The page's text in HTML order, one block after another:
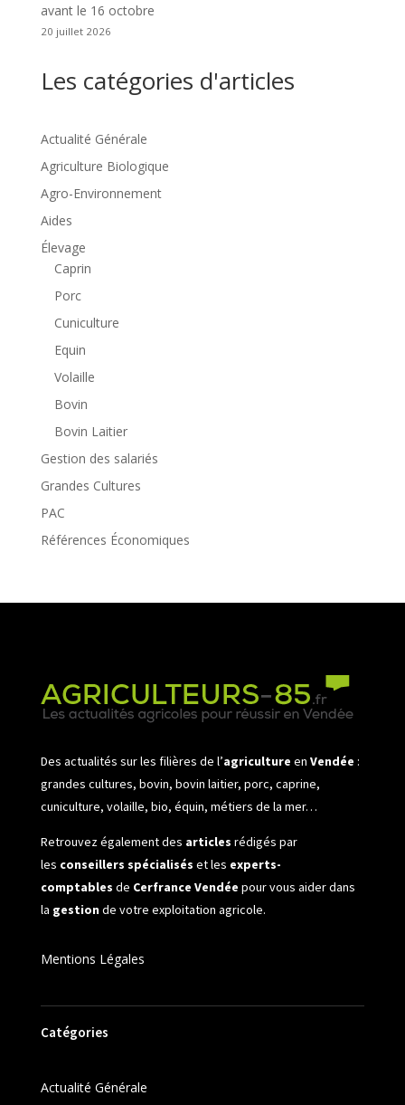
avant le 16 octobre
20 juillet 2026
Les catégories d'articles
Actualité Générale
Agriculture Biologique
Agro-Environnement
Aides
Élevage
Caprin
Porc
Cuniculture
Equin
Volaille
Bovin
Bovin Laitier
Gestion des salariés
Grandes Cultures
PAC
Références Économiques
Des actualités sur les filières de l’agriculture en Vendée :
grandes cultures, bovin, bovin laitier, porc, caprine,
cuniculture, volaille, bio, équin, métiers de la mer…
Retrouvez également des articles rédigés par
les conseillers spécialisés et les experts-
comptables de Cerfrance Vendée pour vous aider dans
la gestionde votre exploitation agricole.
Mentions Légales
Catégories
Actualité Générale